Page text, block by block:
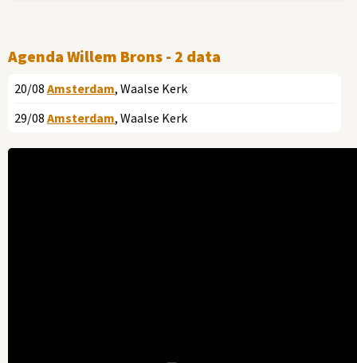
Agenda Willem Brons - 2 data
20/08 Amsterdam, Waalse Kerk
29/08 Amsterdam, Waalse Kerk